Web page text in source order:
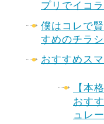
プリでイコ
僕はコレで
すめのチラ
おすすめス
【本
おす
ュレ